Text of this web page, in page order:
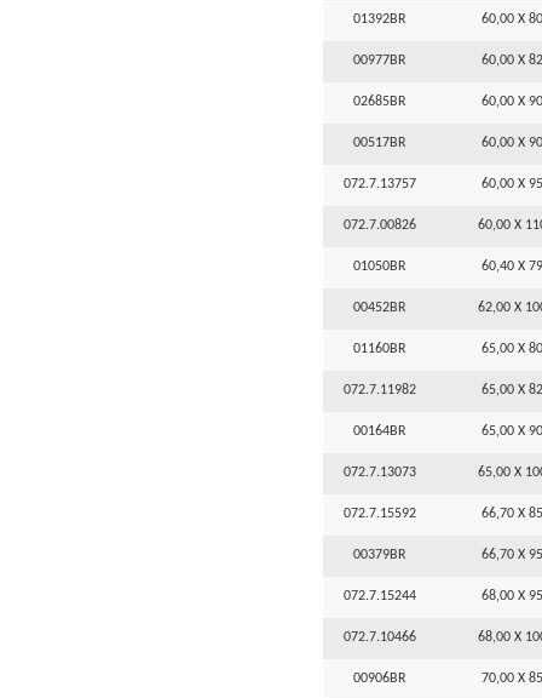
01392BR 60,00 X
00977BR 60,00 X
02685BR 60,00 X
00517BR 60,00 X
072.7.13757 60,00 X
072.7.00826 60,00 X
01050BR 60,40 X
00452BR 62,00 X
01160BR 65,00 X
072.7.11982 65,00 X
00164BR 65,00 X
072.7.13073 65,00 X
072.7.15592 66,70 X
00379BR 66,70 X
072.7.15244 68,00 X
072.7.10466 68,00 X
00906BR 70,00 X